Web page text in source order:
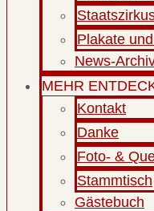
Plakate
News-
MEHR
Kontakt
Danke
Foto- &
Stammtisch
Gästebuch